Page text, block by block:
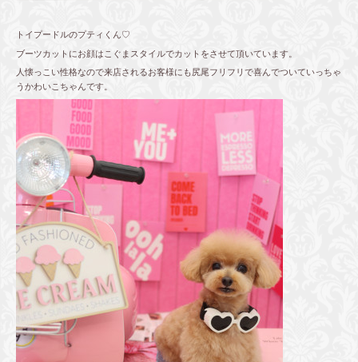
トイプードルのプティくん♡
ブーツカットにお顔はこぐまスタイルでカットをさせて頂いています。
人懐っこい性格なので来店されるお客様にも尻尾フリフリで喜んでついていっちゃ
うかわいこちゃんです。